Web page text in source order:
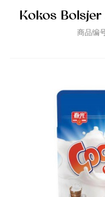
Kokos Bolsjer
商品编